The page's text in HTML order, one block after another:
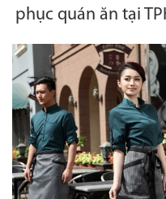
phục quán ăn tại